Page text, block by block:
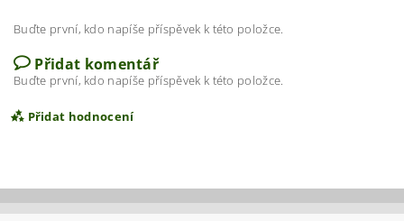
Buďte první, kdo napíše příspěvek k této položce.
Přidat komentář
Buďte první, kdo napíše příspěvek k této položce.
Přidat hodnocení